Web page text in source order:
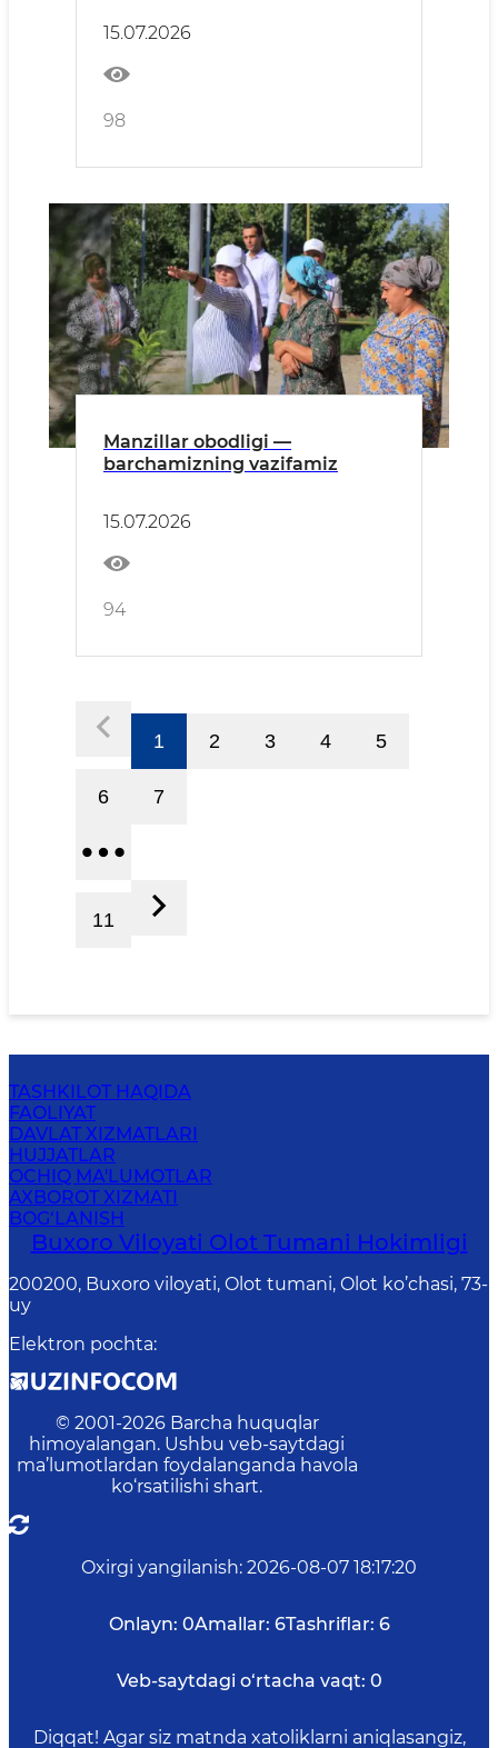
15.07.2026
98
Manzillar obodligi —
barchamizning vazifamiz
15.07.2026
94
1 2 3 4 5
6 7
11
TASHKILOT HAQIDA
FAOLIYAT
DAVLAT XIZMATLARI
HUJJATLAR
OCHIQ MA'LUMOTLAR
AXBOROT XIZMATI
BOG‘LANISH
Buxoro Viloyati Olot Tumani Hokimligi
200200, Buxoro viloyati, Olot tumani, Olot ko’chasi, 73-
uy
Elektron pochta:
© 2001-2026 Barcha huquqlar
himoyalangan. Ushbu veb-saytdagi
ma’lumotlardan foydalanganda havola
ko‘rsatilishi shart.
Oxirgi yangilanish: 2026-08-07 18:17:20
Onlayn: 0Amallar: 6Tashriflar: 6
Veb-saytdagi o‘rtacha vaqt: 0
Diqqat! Agar siz matnda xatoliklarni aniqlasangiz,